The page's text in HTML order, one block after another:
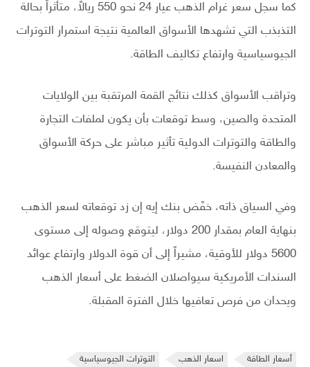
كما سجل سعر غرام الذهب عيار 24 نحو 550 ريالاً، متأثراً بحالة
التذبذب التي تشهدها الأسواق العالمية نتيجة استمرار التوترات
الجيوسياسية وارتفاع تكاليف الطاقة.
وتراقب الأسواق كذلك نتائج القمة المرتقبة بين الولايات
المتحدة والصين، وسط توقعات بأن يكون لملفات التجارة
والطاقة والتوترات الدولية تأثير مباشر على حركة الأسواق
والمعادن النفيسة.
وفي السياق ذاته، خفّض بنك إيه إن زد توقعاته لسعر الذهب
بنهاية العام بمقدار 200 دولار، ليتوقع وصوله إلى مستوى
5600 دولار للأوقية، مشيراً إلى أن قوة الدولار وارتفاع عوائد
السندات الأمريكية سيواصلان الضغط على أسعار الذهب
ويحدان من فرص تعافيها خلال الفترة المقبلة.
أسعار الطاقة اسعار الذهب
التوترات الجيوسياسية